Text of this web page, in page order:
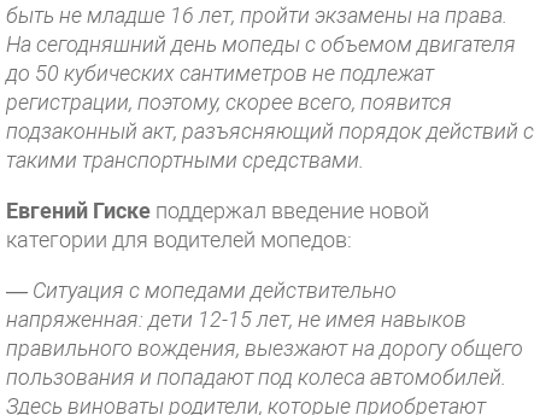
быть не младше 16 лет, пройти экзамены на права.
На сегодняшний день мопеды с объемом двигателя
до 50 кубических сантиметров не подлежат
регистрации, поэтому, скорее всего, появится
подзаконный акт, разъясняющий порядок действий с
такими транспортными средствами.
Евгений Гиске поддержал введение новой
категории для водителей мопедов:
— Ситуация с мопедами действительно
напряженная: дети 12-15 лет, не имея навыков
правильного вождения, выезжают на дорогу общего
пользования и попадают под колеса автомобилей.
Здесь виноваты родители, которые приобретают